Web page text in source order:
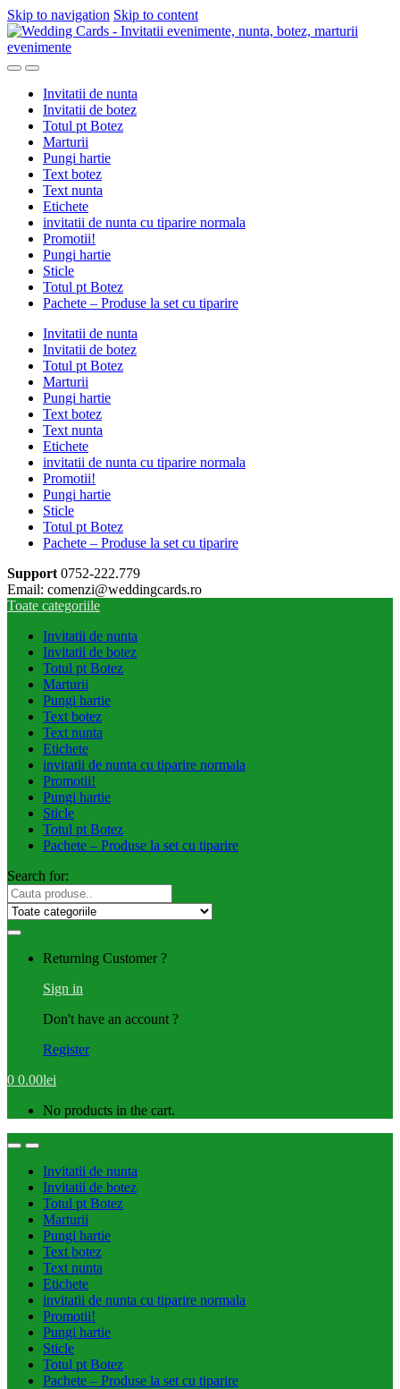
Skip to navigation Skip to content
Invitatii de nunta
Invitatii de botez
Totul pt Botez
Marturii
Pungi hartie
Text botez
Text nunta
Etichete
invitatii de nunta cu tiparire normala
Promotii!
Pungi hartie
Sticle
Totul pt Botez
Pachete – Produse la set cu tiparire
Invitatii de nunta
Invitatii de botez
Totul pt Botez
Marturii
Pungi hartie
Text botez
Text nunta
Etichete
invitatii de nunta cu tiparire normala
Promotii!
Pungi hartie
Sticle
Totul pt Botez
Pachete – Produse la set cu tiparire
Support 0752-222.779
Email: comenzi@weddingcards.ro
Toate categoriile
Invitatii de nunta
Invitatii de botez
Totul pt Botez
Marturii
Pungi hartie
Text botez
Text nunta
Etichete
invitatii de nunta cu tiparire normala
Promotii!
Pungi hartie
Sticle
Totul pt Botez
Pachete – Produse la set cu tiparire
Search for:
Returning Customer ?
Sign in
Don't have an account ?
Register
0 0.00lei
No products in the cart.
Invitatii de nunta
Invitatii de botez
Totul pt Botez
Marturii
Pungi hartie
Text botez
Text nunta
Etichete
invitatii de nunta cu tiparire normala
Promotii!
Pungi hartie
Sticle
Totul pt Botez
Pachete – Produse la set cu tiparire